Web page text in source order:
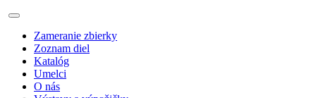
Zameranie zbierky
Zoznam diel
Katalóg
Umelci
O nás